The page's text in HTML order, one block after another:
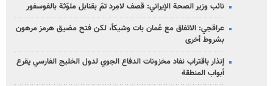
نائب وزير الصحة الإيراني: قصف لامِرد تمّ بقنابل ملوّثة بالفوسفور
عراقجي: الاتفاق مع عُمان بات وشيكاً، لكن فتح مضيق هرمز مرهون
بشروط أخرى
إنذار باقتراب نفاد مخزونات الدفاع الجوي لدول الخليج الفارسي يقرع
أبواب المنطقة